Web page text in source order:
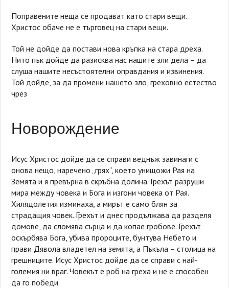
Поправените неща се продават като стари вещи.
Христос обаче не е търговец на стари вещи.
Той не дойде да постави нова кръпка на стара дреха.
Нито пък дойде да разисква нас нашите зли дела – да
слуша нашите несъстоятелни оправдания и извинения.
Той дойде, за да промени нашето зло, греховно естество
чрез
Новорождение
Исус Христос дойде да се справи веднъж завинаги с
онова нещо, наречено „грях“, което унищожи Рая на
Земята и я превърна в скръбна долина. Грехът разруши
мира между човека и Бога и изгони човека от Рая.
Хилядолетия изминаха, а мирът е само блян за
страдащия човек. Грехът и днес продължава да разделя
домове, да сломява сърца и да копае гробове. Грехът
оскърбява Бога, убива пророците, бунтува Небето и
прави Дявола владетел на земята, а Пъкъла – столица на
грешниците. Исус Христос дойде да се справи с най-
големия ни враг. Човекът е роб на греха и не е способен
да го победи.